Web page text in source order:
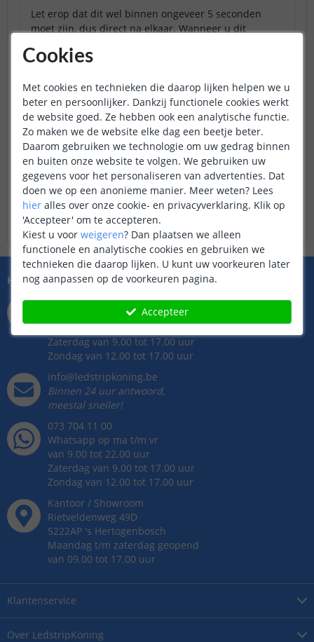
Let erop dat dit wel binnen ongeveer 5 seconden
moet zijn, dus direct na elkaar. Wanneer u dit
Mocht het toch niet helemaal goed gegaan zijn, omdat u
misschien te langzaam heeft geklikt, dan kunt u het
gewoon opnieuw proberen. Volg in dat geval beide
stappen weer.
06-11-23
Led strip informatie faq
Gemaakt door Lisa Disco
Over LedstripKoning
Klantenservice
Hulp nodig?
073 704 11 01
Bereikbaar op ma t/m vr
van 9.00 tot 22.00 uur
Zaterdag van 9.00 tot 17.00 uur
Zondag van 12.00 tot 17.00 uur
info@ledstripkoning.be
Binnen 24 uur antwoord,
meestal sneller!
073 704 11 00
Whatsapp op ma t/m vr
van 9.00 tot 22.00 uur
Zaterdag van 9.00 tot 17.00 uur
Zondag van 12.00 tot 17.00 uur
Kantoor / Showroom
Rietveldenweg 49D
5222AP 's Hertogenbosch
Maandag t/m zaterdag geopend
van 09.00 tot 17.00 uur
Cookies
Met cookies en technieken die daarop lijken helpen we u
beter en persoonlijker. Dankzij functionele cookies werkt
de website goed. Ze hebben ook een analytische functie.
Zo maken we de website elke dag een beetje beter.
Daarom gebruiken we technologie om uw gedrag binnen
en buiten onze website te volgen. We gebruiken uw
gegevens voor het personaliseren van advertenties. Dat
doen we op een anonieme manier. Meer weten? Lees
hier alles over onze cookie- en privacyverklaring. Klik op
'Accepteer' om te accepteren.
Kiest u voor weigeren? Dan plaatsen we alleen
functionele en analytische cookies en gebruiken we
technieken die daarop lijken. U kunt uw voorkeuren later
nog aanpassen op de voorkeuren pagina.
Accepteer